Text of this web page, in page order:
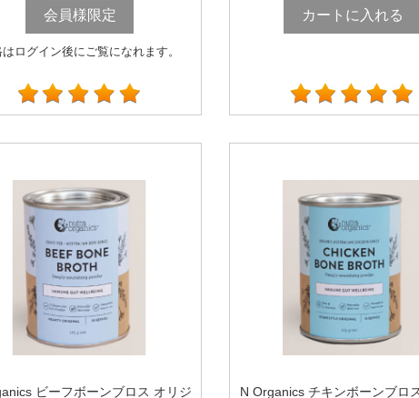
会員様限定
ログイン後にご覧になれます。
カートに入れる
ビーフボーンブロス オリジ N Organics チキンボーンブロ